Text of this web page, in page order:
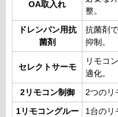
OA取入れ
整。
ドレンパン用抗
菌剤
抗菌剤
抑制。
セレクトサーモ
リモコ
適化。
2リモコン制御 2つのリ
1リモコングルー
1台のリ